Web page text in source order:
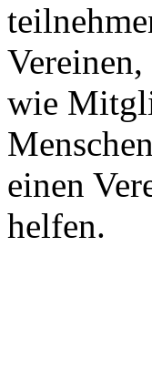
wie
einen
helfen.